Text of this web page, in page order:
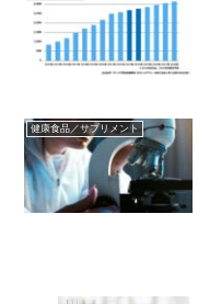
健康食品／サプリメント